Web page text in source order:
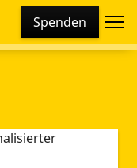
Spenden
Cookies und
Cookies und